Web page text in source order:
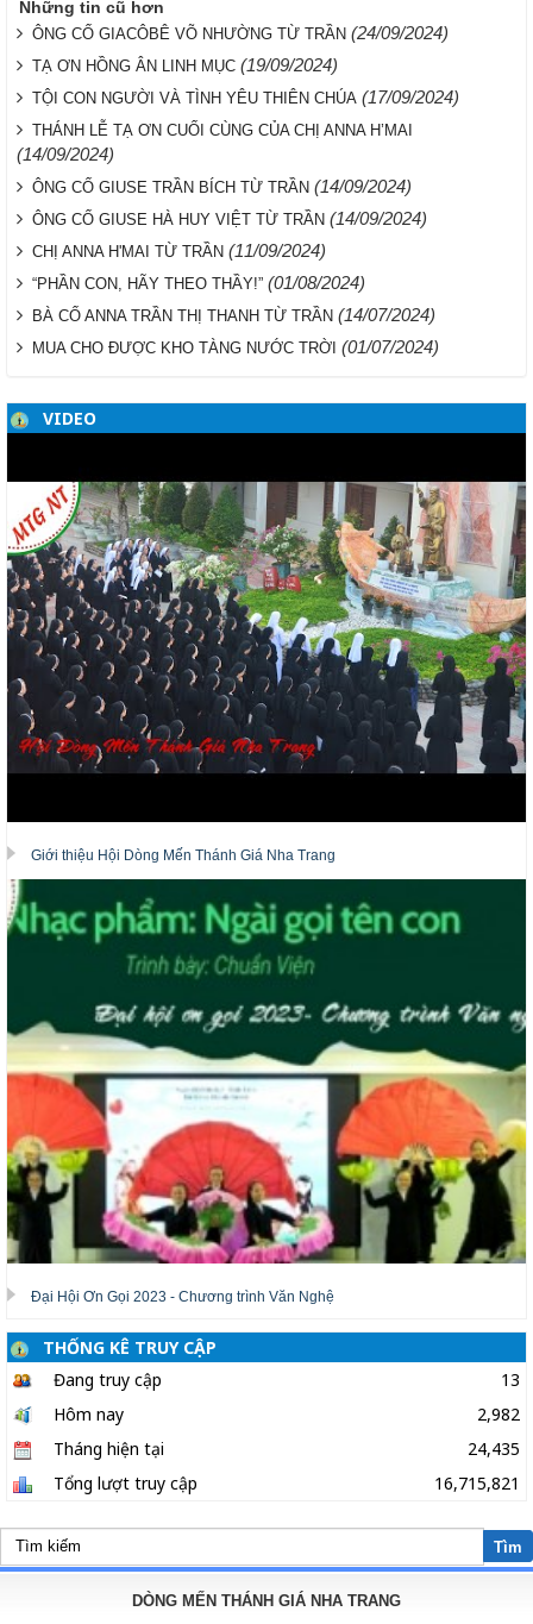
Những tin cũ hơn
ÔNG CỐ GIACÔBÊ VÕ NHƯỜNG TỪ TRẦN (24/09/2024)
TẠ ƠN HỒNG ÂN LINH MỤC (19/09/2024)
TỘI CON NGƯỜI VÀ TÌNH YÊU THIÊN CHÚA (17/09/2024)
THÁNH LỄ TẠ ƠN CUỐI CÙNG CỦA CHỊ ANNA H’MAI
(14/09/2024)
ÔNG CỐ GIUSE TRẦN BÍCH TỪ TRẦN (14/09/2024)
ÔNG CỐ GIUSE HÀ HUY VIỆT TỪ TRẦN (14/09/2024)
CHỊ ANNA H'MAI TỪ TRẦN (11/09/2024)
“PHẦN CON, HÃY THEO THẦY!” (01/08/2024)
BÀ CỐ ANNA TRẦN THỊ THANH TỪ TRẦN (14/07/2024)
MUA CHO ĐƯỢC KHO TÀNG NƯỚC TRỜI (01/07/2024)
VIDEO
Giới thiệu Hội Dòng Mến Thánh Giá Nha Trang
Đại Hội Ơn Gọi 2023 - Chương trình Văn Nghệ
THỐNG KÊ TRUY CẬP
Đang truy cập
13
Hôm nay
2,982
Tháng hiện tại
24,435
Tổng lượt truy cập
16,715,821
Tìm
DÒNG MẾN THÁNH GIÁ NHA TRANG